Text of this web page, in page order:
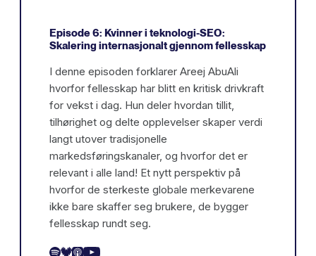
Episode 6: Kvinner i teknologi-SEO:
Skalering internasjonalt gjennom fellesskap
I denne episoden forklarer Areej AbuAli
hvorfor fellesskap har blitt en kritisk drivkraft
for vekst i dag. Hun deler hvordan tillit,
tilhørighet og delte opplevelser skaper verdi
langt utover tradisjonelle
markedsføringskanaler, og hvorfor det er
relevant i alle land! Et nytt perspektiv på
hvorfor de sterkeste globale merkevarene
ikke bare skaffer seg brukere, de bygger
fellesskap rundt seg.